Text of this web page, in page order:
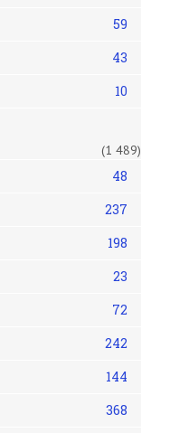
59
43
10
(1 489)
48
237
198
23
72
242
144
368